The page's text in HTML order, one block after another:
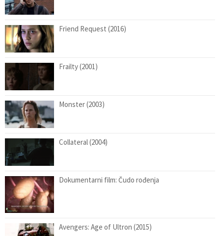
Friend Request (2016)
Frailty (2001)
Monster (2003)
Collateral (2004)
Dokumentarni film: Čudo rođenja
Avengers: Age of Ultron (2015)